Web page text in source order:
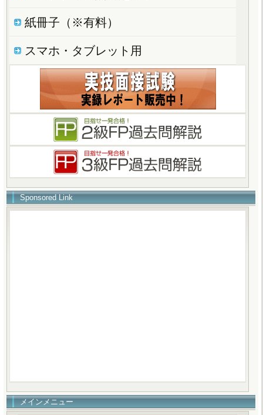
紙冊子（※有料）
スマホ・タブレット用
Sponsored Link
メインメニュー